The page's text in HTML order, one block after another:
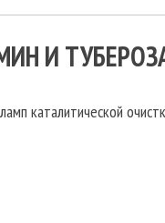
И
каталитической